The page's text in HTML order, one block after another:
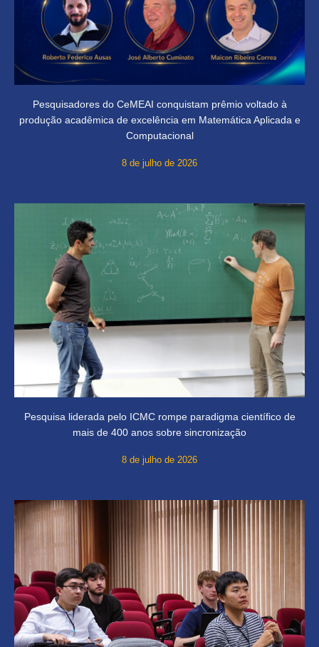
Pesquisadores do CeMEAI conquistam prêmio voltado à
produção acadêmica de excelência em Matemática Aplicada e
Computacional
8 de julho de 2026
Pesquisa liderada pelo ICMC rompe paradigma científico de
mais de 400 anos sobre sincronização
8 de julho de 2026